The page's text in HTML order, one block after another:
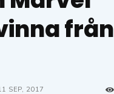
från
SEP, 2017